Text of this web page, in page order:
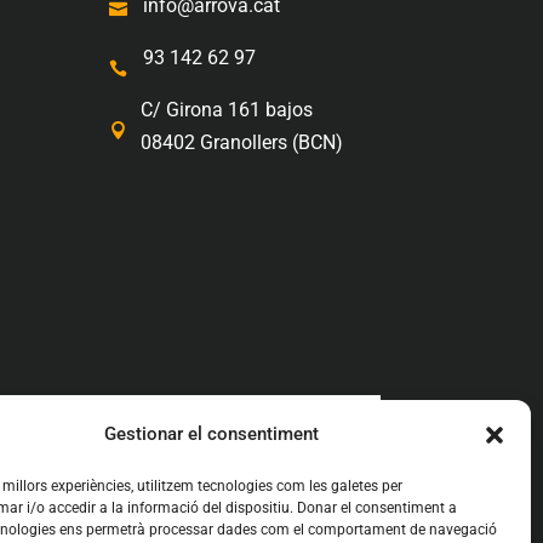
Gestionar el consentiment
millors experiències, utilitzem tecnologies com les galetes per
i/o accedir a la informació del dispositiu. Donar el consentiment a
ens permetrà processar dades com el comportament de navegació
info@arrova.cat

93 142 62 97

C/ Girona 161 bajos
08402 Granollers (BCN)

Diseño web en Hospitalet
en Mollet del Vallés